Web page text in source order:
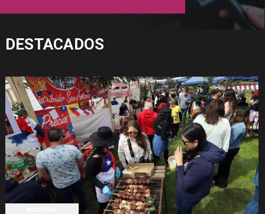
DESTACADOS